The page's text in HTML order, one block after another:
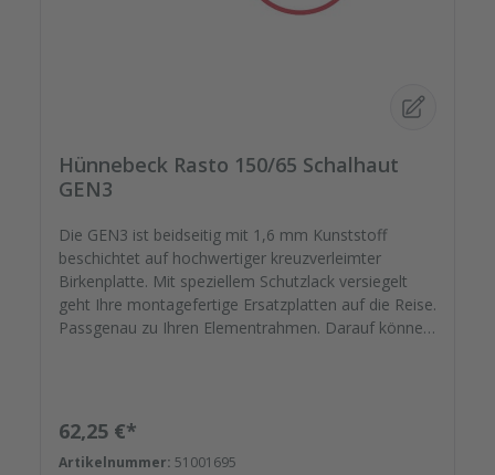
Hünnebeck Rasto 150/65 Schalhaut
GEN3
Die GEN3 ist beidseitig mit 1,6 mm Kunststoff
beschichtet auf hochwertiger kreuzverleimter
Birkenplatte. Mit speziellem Schutzlack versiegelt
geht Ihre montagefertige Ersatzplatten auf die Reise.
Passgenau zu Ihren Elementrahmen. Darauf können
Kunststoffeinsätzen bis zu Reparaturplättchen.
Regulärer Preis:
62,25 €*
Artikelnummer: 51001695